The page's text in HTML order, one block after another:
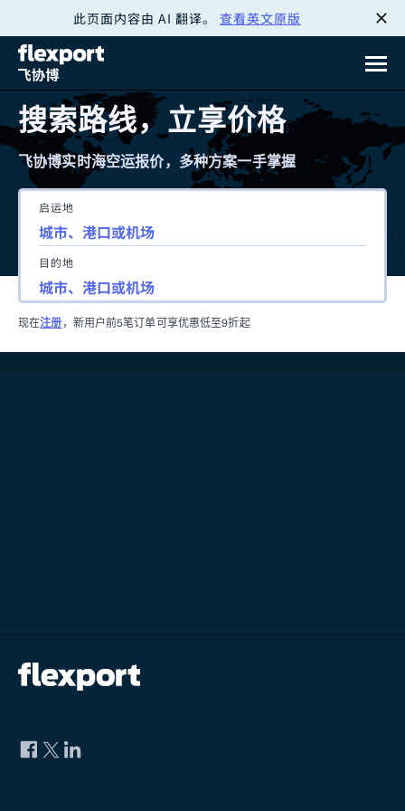
此页面内容由 AI 翻译。 查看英文原版
搜索路线，立享价格
飞协博实时海空运报价，多种方案一手掌握
启运地
目的地
现在注册 ，新用户前5笔订单可享优惠低至9折起